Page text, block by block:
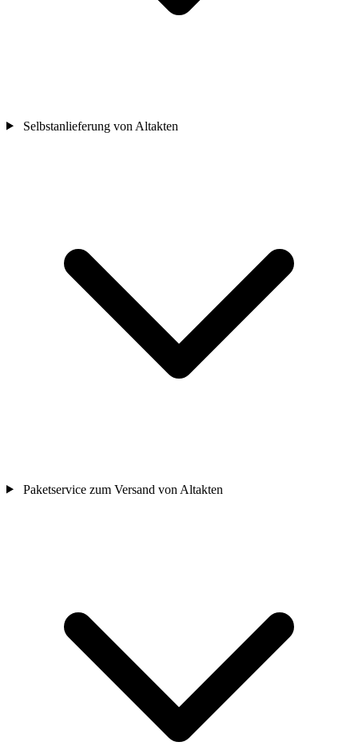
Selbstanlieferung von Altakten
Paketservice zum Versand von Altakten